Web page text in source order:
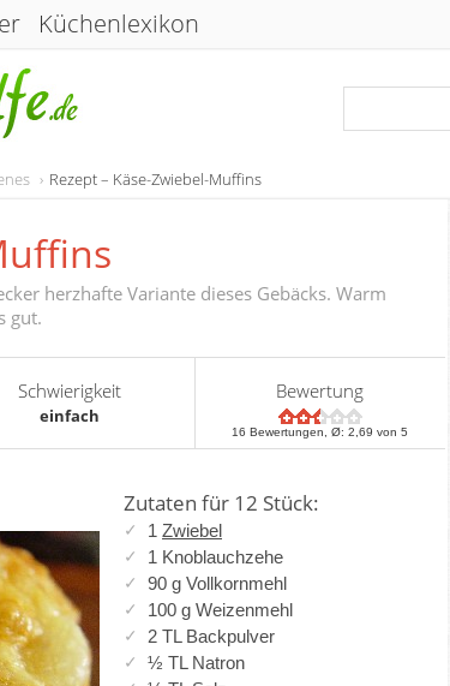
Küchenlexikon
Rezept – Käse-Zwiebel-Muffins
herzhafte Variante dieses Gebäcks. Warm
gut.
Schwierigkeit
einfach
Bewertung
16 Bewertungen, Ø:2,69 von 5
Zutaten für 12 Stück:
1 Zwiebel
1 Knoblauchzehe
90 g Vollkornmehl
100 g Weizenmehl
2 TL Backpulver
½ TL Natron